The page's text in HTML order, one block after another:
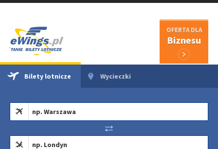
OFERTA DLA
Biznesu
Bilety lotnicze Wycieczki